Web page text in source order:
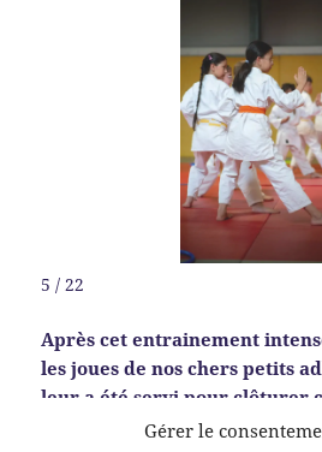
Gérer le
5 / 22
Après cet entrainement
les joues de nos chers petits
leur a été servi pour clôturer